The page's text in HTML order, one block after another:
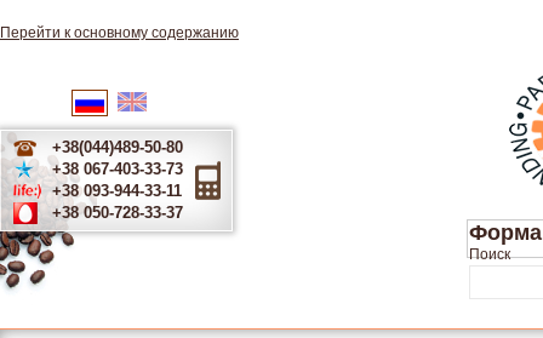
Перейти к основному содержанию
Русский
+38(044)489-50-80
+38 067-403-33-73
+38 093-944-33-11
+38 050-728-33-37
Форма
Поиск